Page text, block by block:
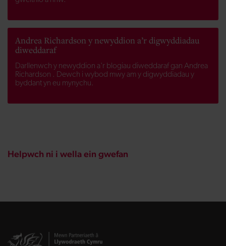
Andrea Richardson y newyddion a’r digwyddiadau
diweddaraf
Darllenwch y newyddion a'r blogiau diweddaraf gan Andrea
Richardson . Dewch i wybod mwy am y digwyddiadau y
byddant yn eu mynychu.
Helpwch ni i wella ein gwefan